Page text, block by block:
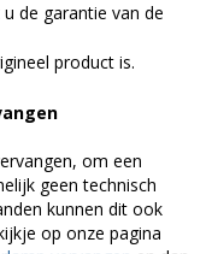
de garantie van de
product is.
om een
geen technisch
kunnen dit ook
op onze pagina